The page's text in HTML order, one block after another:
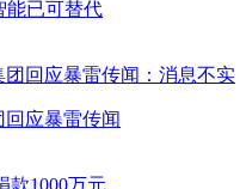
能已可替代
应暴雷传闻